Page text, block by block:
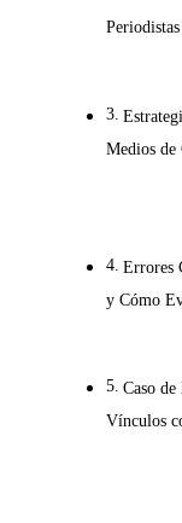
Periodistas
Medios de
Errores
y Cómo
Caso
Vínculos